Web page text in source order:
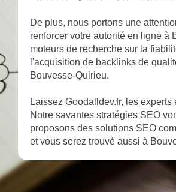
De plus, nous portons une
renforcer votre autorité en ligne
moteurs de recherche sur la
l'acquisition de backlinks de
Bouvesse-Quirieu.
Laissez Goodalldev.fr, les
Notre savantes stratégies SEO
proposons des solutions SEO
et vous serez trouvé aussi à